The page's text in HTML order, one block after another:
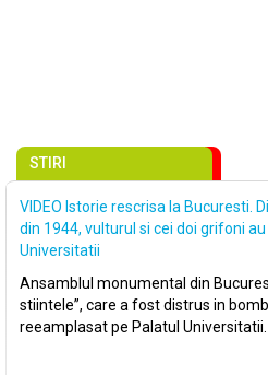
STIRI
VIDEO Istorie rescrisa la Bucuresti.
din 1944, vulturul si cei doi grifoni
Universitatii
Ansamblul monumental din
stiintele”, care a fost distrus in
reeamplasat pe Palatul Universitatii.